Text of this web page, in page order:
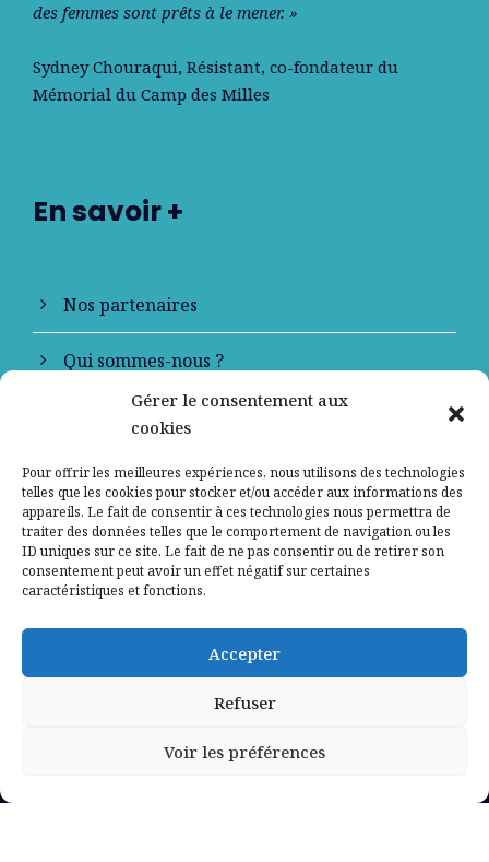
Gérer le consentement aux
cookies
Pour offrir les meilleures expériences, nous utilisons des technologies
telles que les cookies pour stocker et/ou accéder aux informations des
appareils. Le fait de consentir à ces technologies nous permettra de
traiter des données telles que le comportement de navigation ou les
ID uniques sur ce site. Le fait de ne pas consentir ou de retirer son
consentement peut avoir un effet négatif sur certaines
caractéristiques et fonctions.
Accepter
Refuser
Voir les préférences
des femmes sont prêts à le mener. »
Sydney Chouraqui, Résistant, co-fondateur du
Mémorial du Camp des Milles
En savoir +
Nos partenaires
Qui sommes-nous ?
Contactez-nous
Mentions légales
Politique de confidentialité